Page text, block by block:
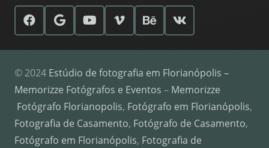
© 2024 Estúdio de fotografia em Florianópolis –
Memorizze Fotógrafos e Eventos – Memorizze
Fotógrafo Florianopolis, Fotógrafo em Florianópolis,
Fotografia de Casamento, Fotógrafo de Casamento,
Fotógrafo em Florianópolis, Fotografia de